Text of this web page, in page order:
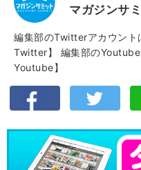
マガジンサ
編集部のTwitterアカウント
Twitter】
編集部の
Youtube】